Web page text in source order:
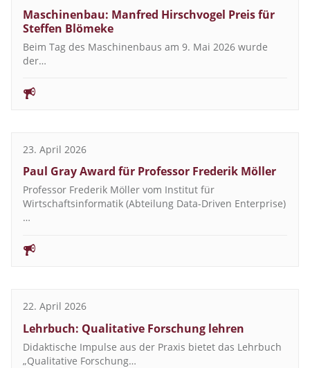
Maschinenbau: Manfred Hirschvogel Preis für
Steffen Blömeke
Beim Tag des Maschinenbaus am 9. Mai 2026 wurde
der…
23. April 2026
Paul Gray Award für Professor Frederik Möller
Professor Frederik Möller vom Institut für
Wirtschaftsinformatik (Abteilung Data-Driven Enterprise)
…
22. April 2026
Lehrbuch: Qualitative Forschung lehren
Didaktische Impulse aus der Praxis bietet das Lehrbuch
„Qualitative Forschung…